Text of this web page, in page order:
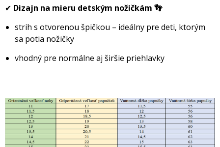
✔ Dizajn na mieru detským nožičkám 👣
strih s otvorenou špičkou – ideálny pre deti, ktorým
sa potia nožičky
vhodný pre normálne aj širšie priehlavky